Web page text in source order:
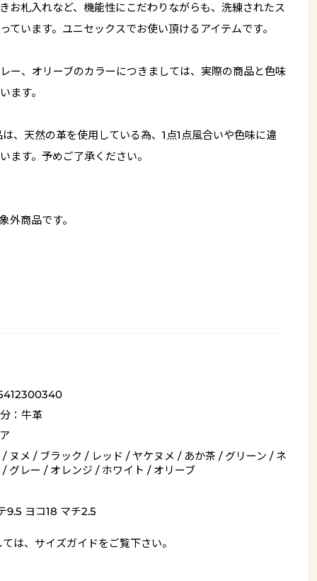
お札入れなど、機能性にこだわりながらも、洗練されたス
ています。ユニセックスでお使い頂けるアイテムです。
ー、オリーブのカラーにつきましては、実際の商品と色味
ます。
、天然の革を使用している為、1点1点風合いや色味に違
ます。予めご了承ください。
外商品です。
：牛革
/ ヌメ / ブラック / レッド / ヤケヌメ / あか茶 / グリーン / ネ
/ グレー / オレンジ / ホワイト / オリーブ
9.5 ヨコ18 マチ2.5
は、 サイズガイドをご覧下さい。